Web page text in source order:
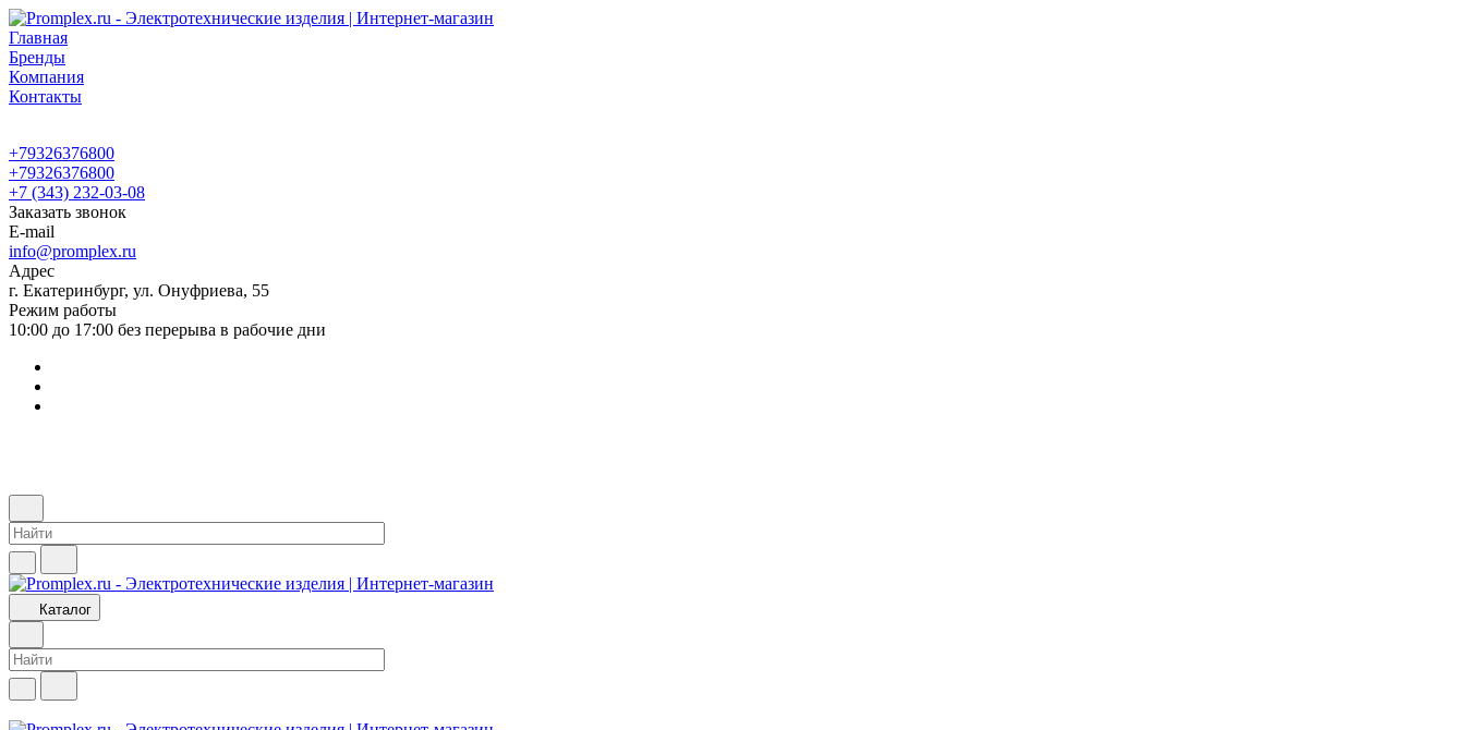
Главная
Бренды
Компания
Контакты
+79326376800
+79326376800
+7 (343) 232-03-08
Заказать звонок
E-mail
info@promplex.ru
Адрес
г. Екатеринбург, ул. Онуфриева, 55
Режим работы
10:00 до 17:00 без перерыва в рабочие дни
Каталог